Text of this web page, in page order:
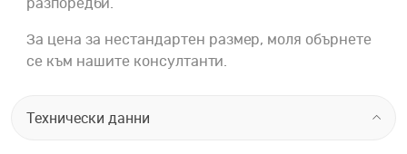
разпоредби.
За цена за нестандартен размер, моля обърнете
се към нашите консултанти.
Технически данни